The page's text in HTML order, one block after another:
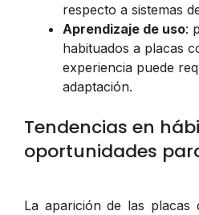
respecto a sistemas
Aprendizaje de uso:
habituados a placas
experiencia puede
adaptación.
Tendencias en
oportunidades
La aparición de las placas